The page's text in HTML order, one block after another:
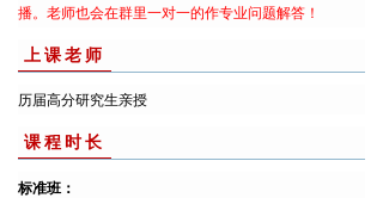
播。老师也会在群里一对一的作专业问题解答！
上课老师
历届高分研究生亲授
课程时长
标准班：